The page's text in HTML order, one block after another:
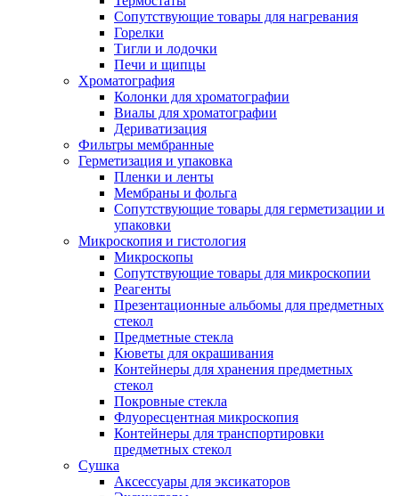
Сопутствующие товары для нагревания
Горелки
Тигли и лодочки
Печи и щипцы
Хроматография
Колонки для хроматографии
Виалы для хроматографии
Дериватизация
Фильтры мембранные
Герметизация и упаковка
Пленки и ленты
Мембраны и фольга
Сопутствующие товары для герметизации и
упаковки
Микроскопия и гистология
Микроскопы
Сопутствующие товары для микроскопии
Реагенты
Презентационные альбомы для предметных
стекол
Предметные стекла
Кюветы для окрашивания
Контейнеры для хранения предметных
стекол
Покровные стекла
Флуоресцентная микроскопия
Контейнеры для транспортировки
предметных стекол
Сушка
Аксессуары для эксикаторов